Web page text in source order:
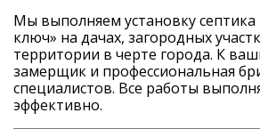
Мы выполняем установку септика
ключ» на дачах, загородных
территории в черте города. К
замерщик и профессиональная
специалистов. Все работы
эффективно.